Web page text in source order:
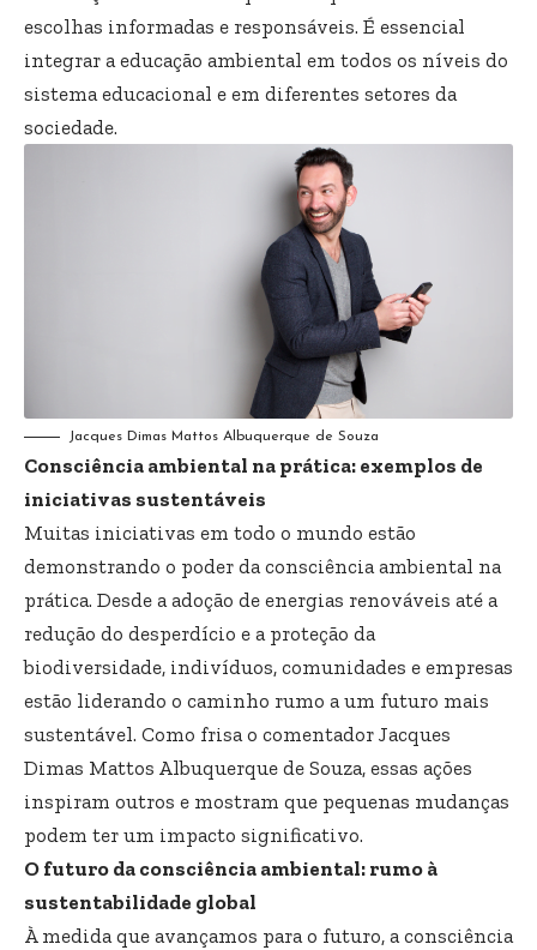
escolhas informadas e responsáveis. É essencial
integrar a educação ambiental em todos os níveis do
sistema educacional e em diferentes setores da
sociedade.
Jacques Dimas Mattos Albuquerque de Souza
Consciência ambiental na prática: exemplos de
iniciativas sustentáveis
Muitas iniciativas em todo o mundo estão
demonstrando o poder da consciência ambiental na
prática. Desde a adoção de energias renováveis ​​até a
redução do desperdício e a proteção da
biodiversidade, indivíduos, comunidades e empresas
estão liderando o caminho rumo a um futuro mais
sustentável. Como frisa o comentador Jacques
Dimas Mattos Albuquerque de Souza, essas ações
inspiram outros e mostram que pequenas mudanças
podem ter um impacto significativo.
O futuro da consciência ambiental: rumo à
sustentabilidade global
À medida que avançamos para o futuro, a consciência